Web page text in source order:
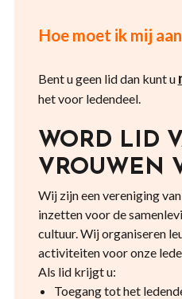
Hoe moet ik mij
Bent u geen lid dan kunt u
het voor ledendeel.
WORD LID
VROUWEN
Wij zijn een vereniging
inzetten voor de
cultuur. Wij organiseren
activiteiten voor onze
Als lid krijgt u:
Toegang tot het